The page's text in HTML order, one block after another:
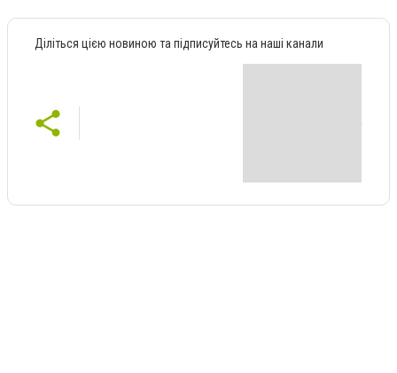
Діліться цією новиною та підписуйтесь на наші канали